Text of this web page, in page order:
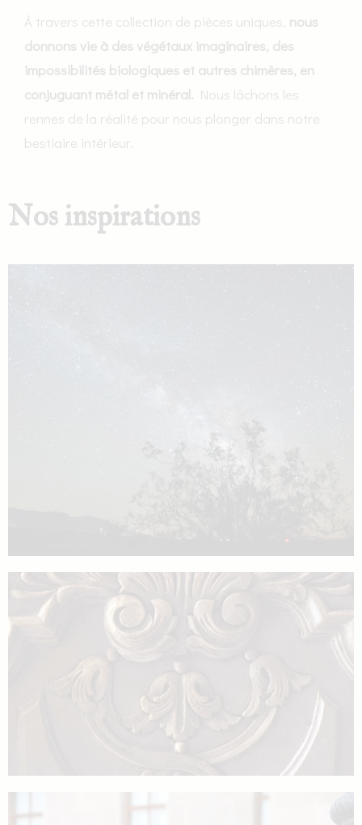
À travers cette collection de pièces uniques, nous
donnons vie à des végétaux imaginaires, des
impossibilités biologiques et autres chimères, en
conjuguant métal et minéral. Nous lâchons les
rennes de la réalité pour nous plonger dans notre
bestiaire intérieur.
Nos inspirations